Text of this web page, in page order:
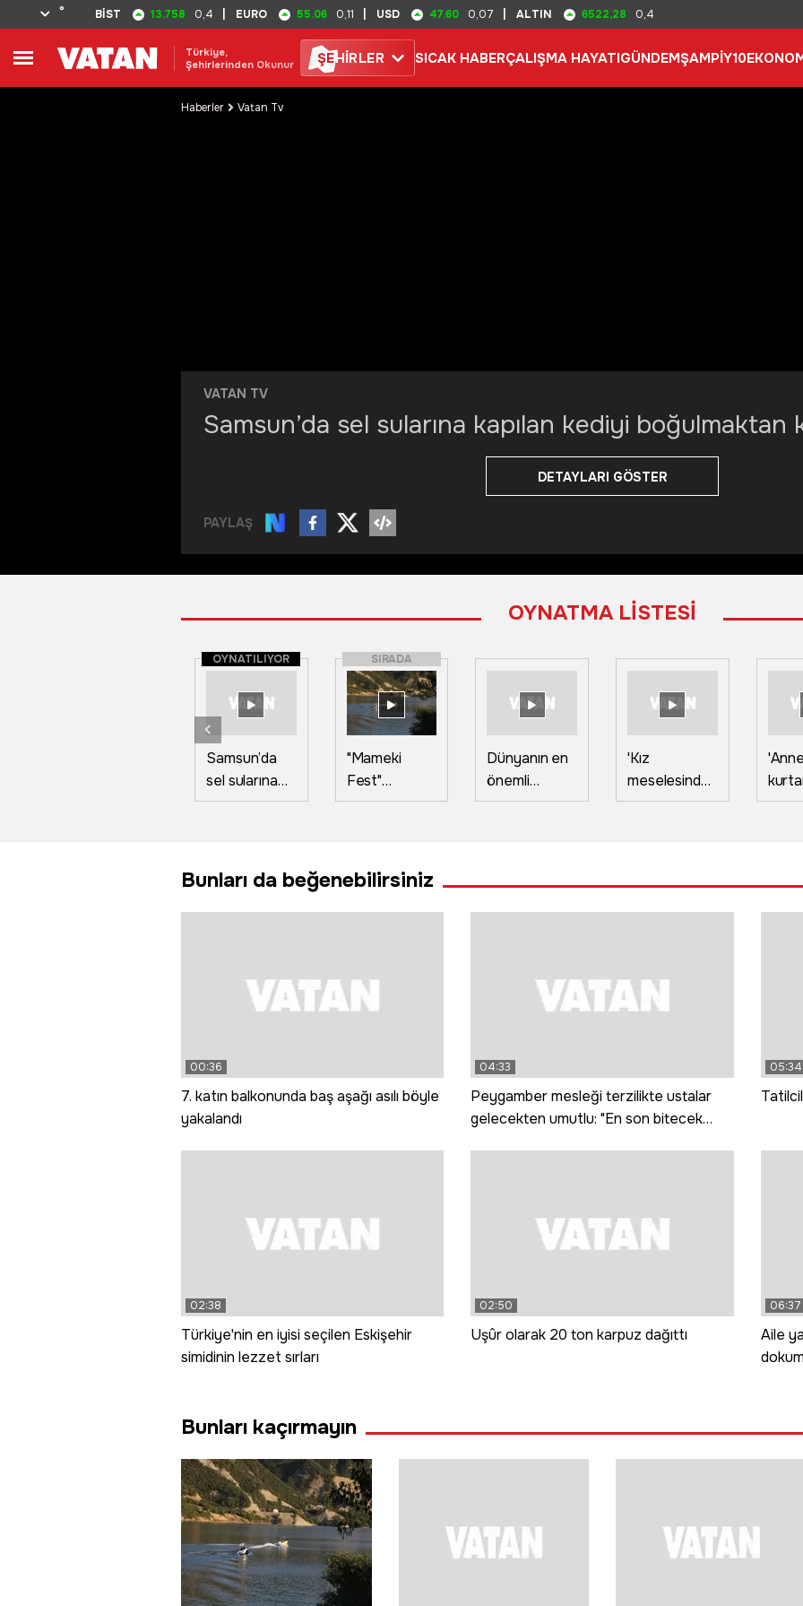
° BİST 13.758 0,4 EURO 55.06 0,11 USD 47.60 0,07 ALTIN 6522,28 0,4
Türkiye,
Şehirlerinden Okunur
ŞEHİRLER SICAK HABERÇALIŞMA HAYATIGÜNDEMŞAMPİY10
Haberler Vatan Tv
VATAN TV
Samsun’da sel sularına kapılan kediyi boğulmaktan
DETAYLARI GÖSTER
PAYLAŞ
OYNATMA LİSTESİ
OYNATILIYOR
Samsun’da
sel sularına
kapılan kediyi
SIRADA
"Mameki
Fest"
Tunceli'de
Dünyanın en
önemli
üreticisi
tüketiyor
'Kız
meselesinde'
yüzünden
Bunları da beğenebilirsiniz
00:36
7. katın balkonunda baş aşağı asılı böyle
yakalandı
04:33
Peygamber mesleği terzilikte ustalar
gelecekten umutlu: "En son bitecek
05:34
02:38
Türkiye'nin en iyisi seçilen Eskişehir
simidinin lezzet sırları
02:50
Uşûr olarak 20 ton karpuz dağıttı
06:37
Aile
Bunları kaçırmayın